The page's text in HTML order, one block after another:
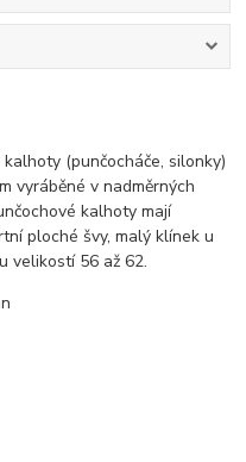
(punčocháče, silonky)
vyráběné v nadměrných
kalhoty mají
ploché švy, malý klínek u
velikostí 56 až 62.